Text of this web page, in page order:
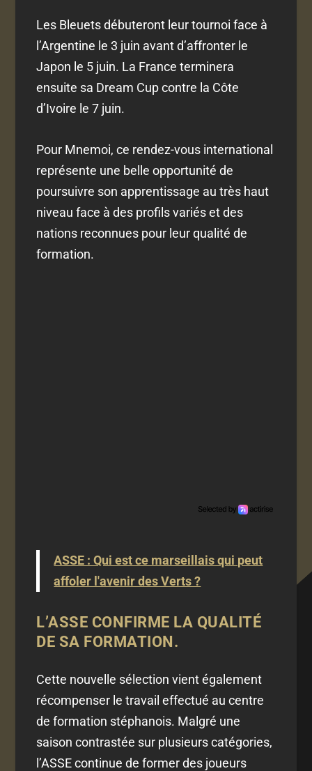
Les Bleuets débuteront leur tournoi face à
l’Argentine le 3 juin avant d’affronter le
Japon le 5 juin. La France terminera
ensuite sa Dream Cup contre la Côte
d’Ivoire le 7 juin.
Pour Mnemoi, ce rendez-vous international
représente une belle opportunité de
poursuivre son apprentissage au très haut
niveau face à des profils variés et des
nations reconnues pour leur qualité de
formation.
ASSE : Qui est ce marseillais qui peut
affoler l'avenir des Verts ?
L’ASSE CONFIRME LA QUALITÉ
DE SA FORMATION.
Cette nouvelle sélection vient également
récompenser le travail effectué au centre
de formation stéphanois. Malgré une
saison contrastée sur plusieurs catégories,
l’ASSE continue de former des joueurs